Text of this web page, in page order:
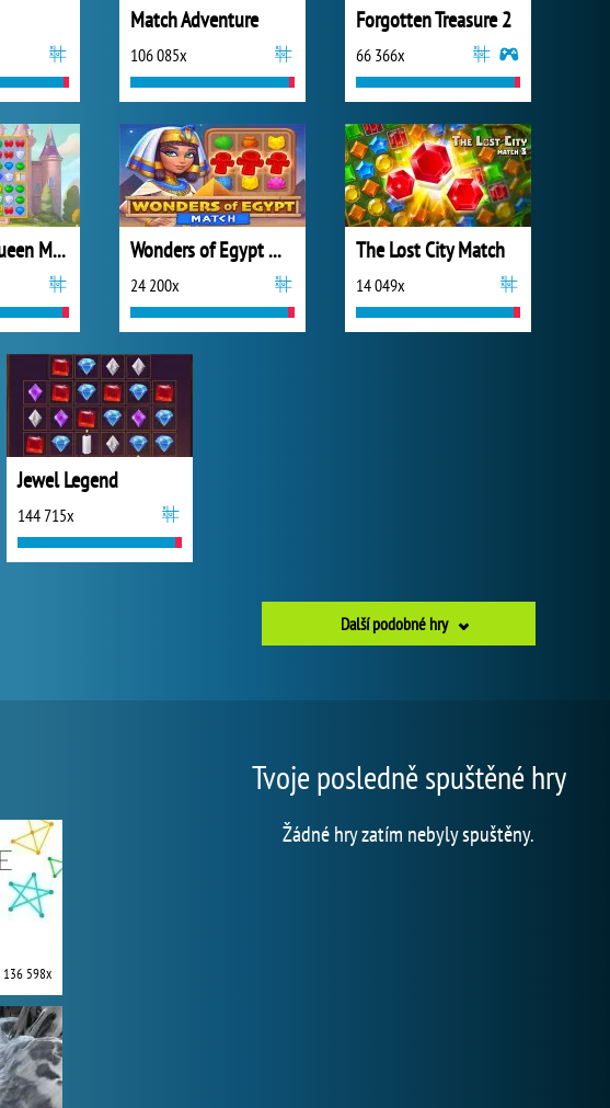
Match Adventure
106 085x
Forgotten Treasure 2
66 366x
Kings and Queen Match Wonders of Egypt Match
24 200x
The Lost City Match
14 049x
Jewel Legend
144 715x
Další podobné hry
136 598x
Tvoje posledně spuštěné hry
Žádné hry zatím nebyly spuštěny.